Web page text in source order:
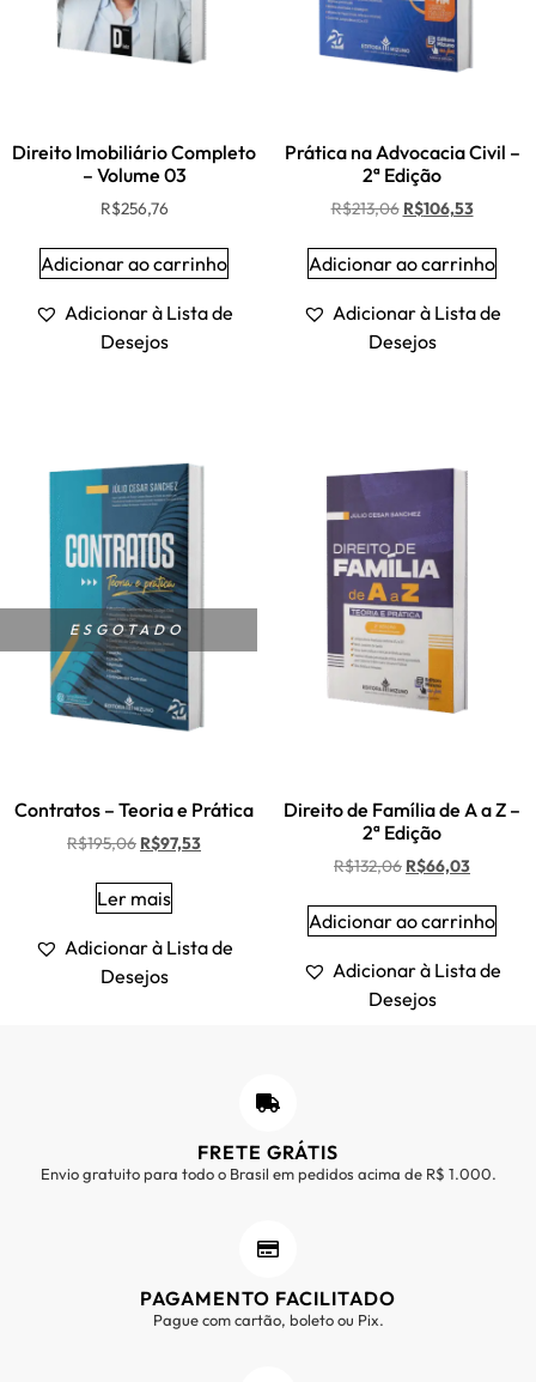
Direito Imobiliário Completo
– Volume 03
R$256,76
Adicionar ao carrinho
Adicionar à Lista de
Desejos
Prática na Advocacia Civil –
2ª Edição
R$213,06 R$106,53
Adicionar ao carrinho
Adicionar à Lista de
Desejos
ESGOTADO
Contratos – Teoria e Prática
R$195,06 R$97,53
Ler mais
Adicionar à Lista de
Desejos
Direito de Família de A a Z –
2ª Edição
R$132,06 R$66,03
Adicionar ao carrinho
Adicionar à Lista de
Desejos
FRETE GRÁTIS
Envio gratuito para todo o Brasil em pedidos acima de R$ 1.000.
PAGAMENTO FACILITADO
Pague com cartão, boleto ou Pix.